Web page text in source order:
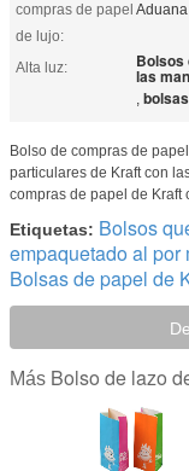
compras de papel
de lujo:
Alta luz: Bolsos
las
,
Bolso de compras de
particulares de Kraft con
compras de papel de Kraft
Etiquetas: Bolsos
empaquetado al por
Bolsas de papel de
Más Bolso de lazo